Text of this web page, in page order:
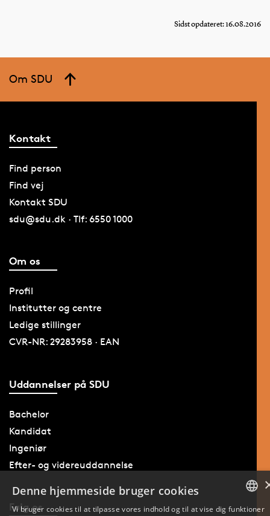
Sidst opdateret: 16.08.2016
Om SDU
Kontakt
Find person
Find vej
Kontakt SDU
sdu@sdu.dk · Tlf: 6550 1000
Om os
Profil
Institutter og centre
Ledige stillinger
CVR-NR: 29283958 · EAN
Uddannelser på SDU
Bachelor
Kandidat
Ingeniør
Efter- og videreuddannelse
Følg os
Denne hjemmeside bruger cookies
Vi bruger cookies til at tilpasse vores indhold og til at vise dig funktioner